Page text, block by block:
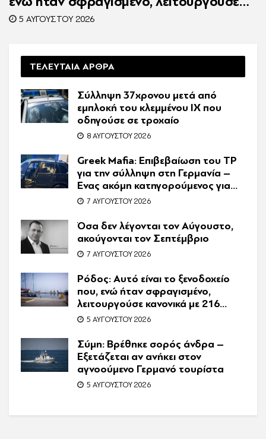
κανονικά με 216 πελάτες – Συνελήφθη η
5 ΑΥΓΟΎΣΤΟΥ 2026
ΤΕΛΕΥΤΑΙΑ ΑΡΘΡΑ
Σύλληψη 37χρονου μετά από
εμπλοκή του κλεμμένου ΙΧ που
οδηγούσε σε τροχαίο
8 ΑΥΓΟΎΣΤΟΥ 2026
Greek Mafia: Επιβεβαίωση τoυ ΤP
για την σύλληψη στη Γερμανία –
Ένας ακόμη κατηγορούμενος για
τον θάνατο του Ζαμπούνη
7 ΑΥΓΟΎΣΤΟΥ 2026
Όσα δεν λέγονται τον Αύγουστο,
ακούγονται τον Σεπτέμβριο
7 ΑΥΓΟΎΣΤΟΥ 2026
Ρόδος: Αυτό είναι το ξενοδοχείο
που, ενώ ήταν σφραγισμένο,
λειτουργούσε κανονικά με 216
πελάτες – Συνελήφθη η
5 ΑΥΓΟΎΣΤΟΥ 2026
Σύμη: Βρέθηκε σορός άνδρα –
Εξετάζεται αν ανήκει στον
αγνοούμενο Γερμανό τουρίστα
5 ΑΥΓΟΎΣΤΟΥ 2026